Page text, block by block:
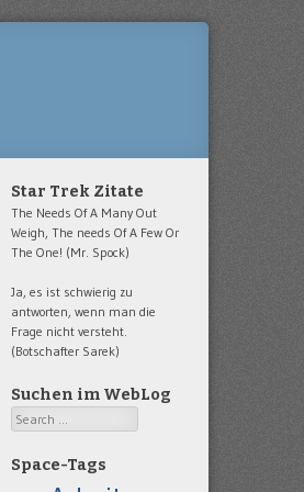
Star Trek Zitate
The Needs Of A Many Out
Weigh, The needs Of A Few Or
The One! (Mr. Spock)
Ja, es ist schwierig zu
antworten, wenn man die
Frage nicht versteht.
(Botschafter Sarek)
Suchen im WebLog
Search
Space-Tags